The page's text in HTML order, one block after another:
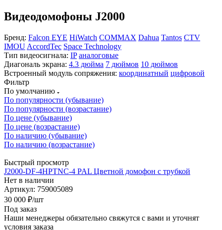
Видеодомофоны J2000
Бренд: Falcon EYE HiWatch COMMAX Dahua Tantos CTV
IMOU AccordTec Space Technology
Тип видеосигнала: IP аналоговые
Диагональ экрана: 4.3 дюйма 7 дюймов 10 дюймов
Встроенный модуль сопряжения: координатный цифровой
Фильтр
По умолчанию
По популярности (убывание)
По популярности (возрастание)
По цене (убывание)
По цене (возрастание)
По наличию (убывание)
По наличию (возрастание)
Быстрый просмотр
J2000-DF-4HPTNC-4 PAL Цветной домофон с трубкой
Нет в наличии
Артикул: 759005089
30 000 ₽/шт
Под заказ
Наши менеджеры обязательно свяжутся с вами и уточнят
условия заказа